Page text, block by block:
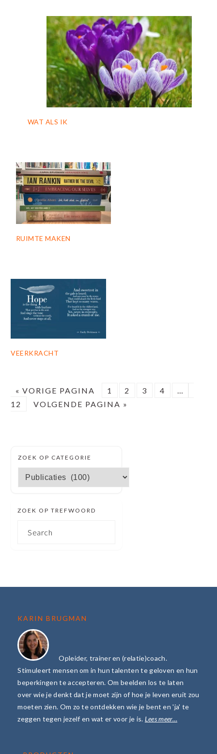
WAT ALS IK
RUIMTE MAKEN
VEERKRACHT
«GA
NAAR
VORIGE PAGINA PAGINA
1 PAGINA
2 PAGINA
3 PAGINA
4 …
12
GA
VOLGENDE PAGINA »
SECUNDAIRE
SIDEBAR
ZOEK OP CATEGORIE
Zoek
op
ZOEK OP TREFWOORD
FOOTER
KARIN BRUGMAN
Opleider, trainer en (relatie)coach.
Stimuleert mensen om in hun talenten te geloven en hun
beperkingen te accepteren. Om beelden los te laten
over wie je denkt dat je moet zijn of hoe je leven eruit zou
moeten zien. Om zo te ontdekken wie je bent en 'ja' te
zeggen tegen jezelf en wat er voor je is. Lees meer…